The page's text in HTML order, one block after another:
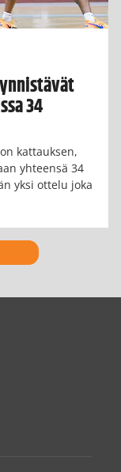
34
kattauksen,
yhteensä 34
yksi ottelu joka